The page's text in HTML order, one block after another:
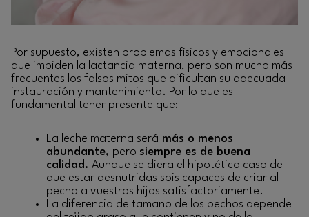
Por supuesto, existen problemas físicos y emocionales
que impiden la lactancia materna, pero son mucho más
frecuentes los falsos mitos que dificultan su adecuada
instauración y mantenimiento. Por lo que es
fundamental tener presente que:
La leche materna será más o menos
abundante, pero siempre es de buena
calidad. Aunque se diera el hipotético caso de
que estar desnutridas sois capaces de criar al
pecho a vuestros hijos satisfactoriamente.
La diferencia de tamaño de los pechos depende